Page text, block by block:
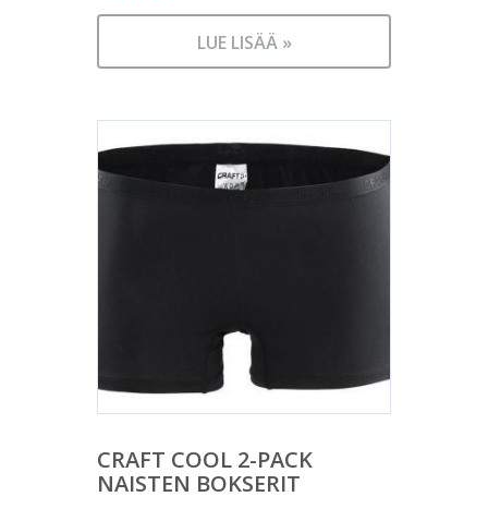
LUE LISÄÄ »
CRAFT COOL 2-PACK
NAISTEN BOKSERIT